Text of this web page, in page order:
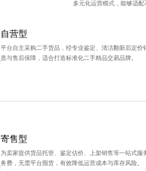
多元化运营模式，能够适
自营型
平台自主采购二手货品，经专业鉴定、清洁翻新后定价
质与售后保障，适合打造标准化二手精品交易品牌。
寄售型
为卖家提供货品托管、鉴定估价、上架销售等一站式服
务费，无需平台囤货，有效降低运营成本与库存风险。